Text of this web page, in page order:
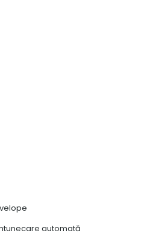
automată